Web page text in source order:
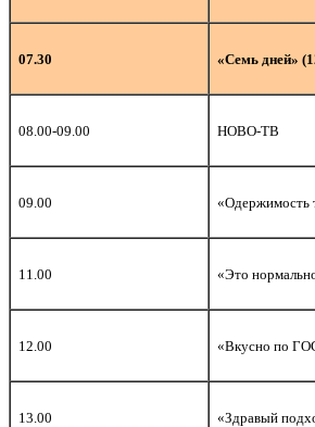
07.30 «Семь дней»
08.00-09.00 НОВО-ТВ
09.00 «Одержимость
1 1.00 «Это
12.00 «Вкусно по
13.00 «Здравый